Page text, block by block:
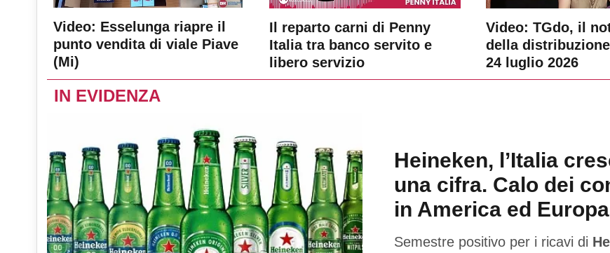
Video: Esselunga riapre il
punto vendita di viale Piave
(Mi)
Il reparto carni di Penny
Italia tra banco servito e
libero servizio
Video: TGdo, il
della
24 luglio 2026
IN EVIDENZA
Heineken, l’Italia
una cifra. Calo dei
in America ed Europa
Semestre positivo per i ricavi di